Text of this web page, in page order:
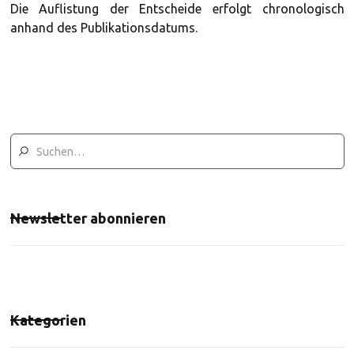
Die Auflistung der Entscheide erfolgt chronologisch
anhand des Publikationsdatums.
Newsletter abonnieren
Kategorien